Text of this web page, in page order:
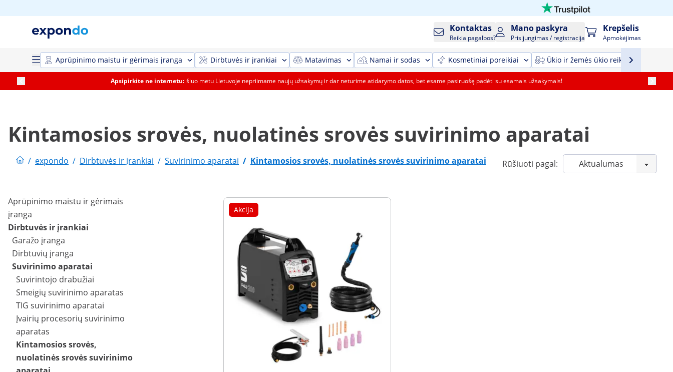
Kontaktas
Reikia pagalbos?
Mano paskyra
Prisijungimas / registracija
Krepšelis
Apmokėjimas
Aprūpinimo maistu ir gėrimais įranga Dirbtuvės ir įrankiai Matavimas Namai ir sodas Kosmetiniai poreikiai Ūkio ir žemės ūkio reikmenys ir
Apsipirkite ne internetu: šiuo metu Lietuvoje nepriimame naujų užsakymų ir dar neturime atidarymo datos, bet esame pasiruošę padėti su esamais užsakymais!
Kintamosios srovės, nuolatinės srovės suvirinimo aparatai
/ expondo / Dirbtuvės ir įrankiai / Suvirinimo aparatai / Kintamosios srovės, nuolatinės srovės suvirinimo aparatai Rūšiuoti pagal:
Aprūpinimo maistu ir gėrimais
įranga
Dirbtuvės ir įrankiai
Garažo įranga
Dirbtuvių įranga
Suvirinimo aparatai
Suvirintojo drabužiai
Smeigių suvirinimo aparatas
TIG suvirinimo aparatai
Įvairių procesorių suvirinimo
aparatas
Kintamosios srovės,
nuolatinės srovės suvirinimo
Akcija